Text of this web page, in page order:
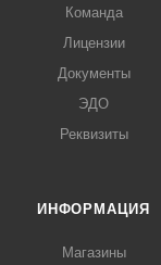
Команда
Лицензии
Документы
ЭДО
Реквизиты
ИНФОРМАЦИЯ
Магазины